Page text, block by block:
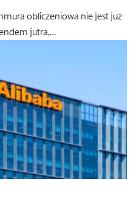
obliczeniowa nie jest już
jutra,…